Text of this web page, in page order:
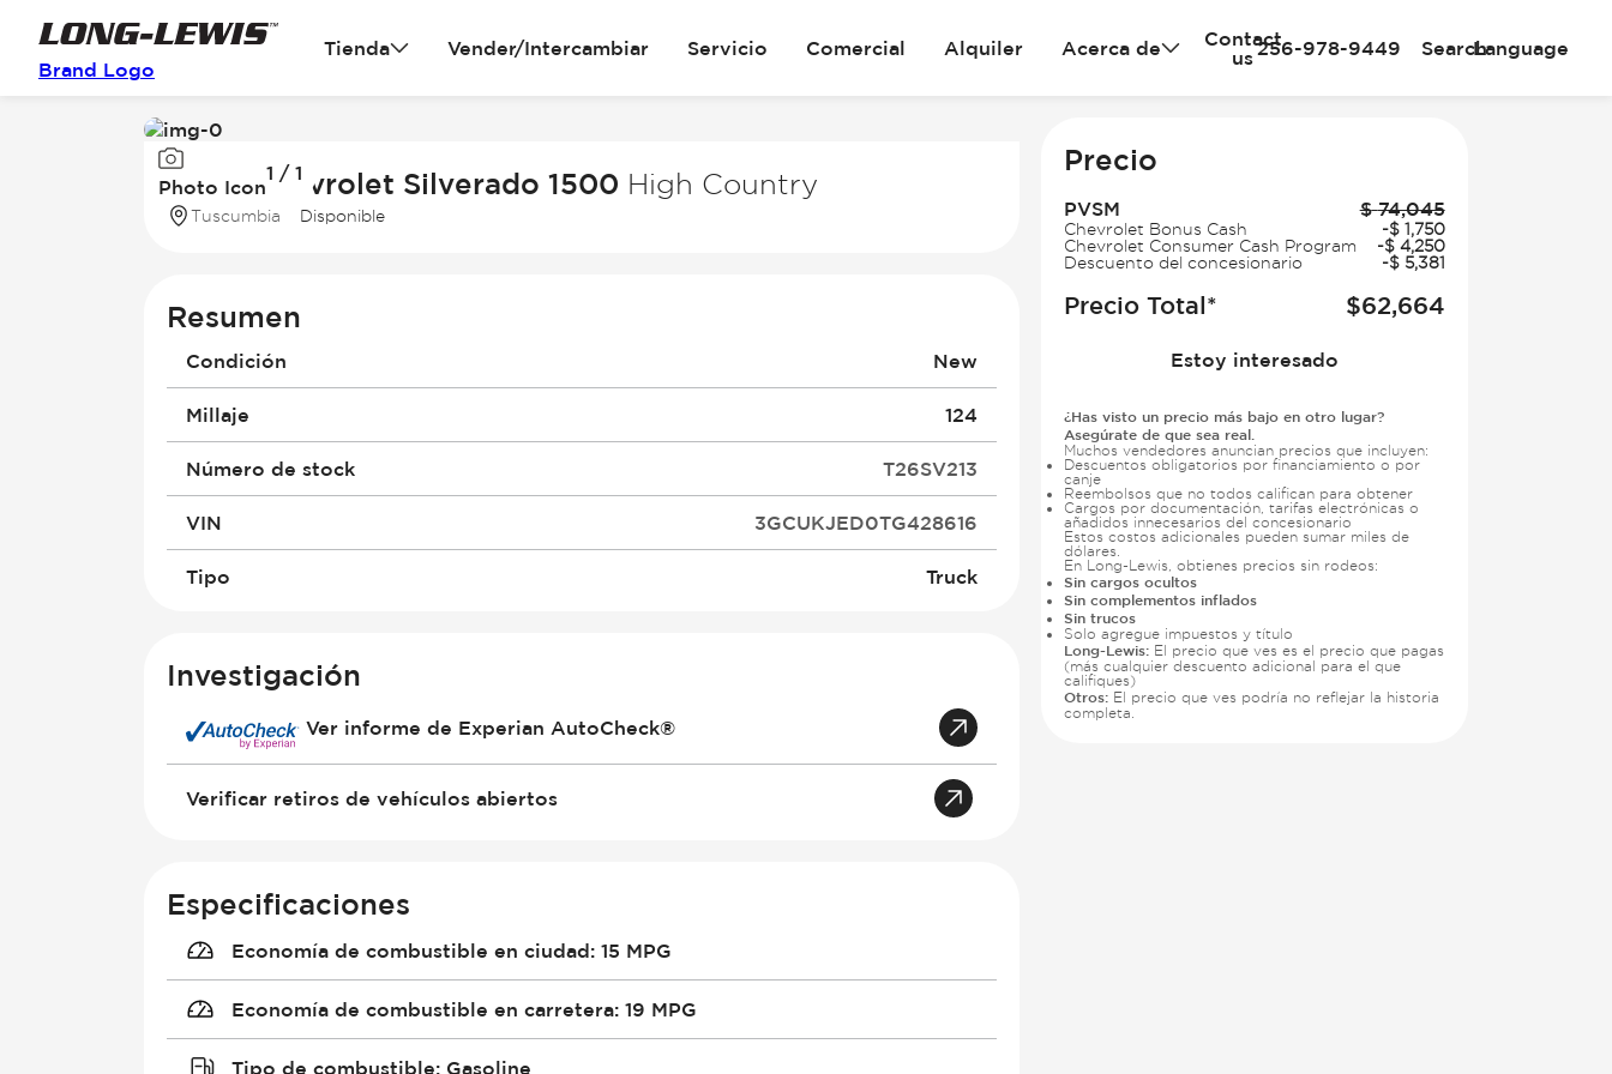
Brand Logo
Tienda Vender/Intercambiar Servicio Comercial Alquiler Acerca de
Contact
us256-978-9449 SearchLanguage
Image
of
Photo Icon
1 / 1
2026 Chevrolet Silverado 1500 High Country
Tuscumbia Disponible
Precio
PVSM $ 74,045
Chevrolet Bonus Cash -$ 1,750
Chevrolet Consumer Cash Program
-$ 4,250
Descuento del concesionario
-$ 5,381
Precio Total* $62,664
Estoy interesado
¿Has visto un precio más bajo en otro lugar?
Asegúrate de que sea real.
Muchos vendedores anuncian precios que incluyen:
Descuentos obligatorios por financiamiento o por
canje
Reembolsos que no todos califican para obtener
Cargos por documentación, tarifas electrónicas o
añadidos innecesarios del concesionario
Estos costos adicionales pueden sumar miles de
dólares.
En Long-Lewis, obtienes precios sin rodeos:
Sin cargos ocultos
Sin complementos inflados
Sin trucos
Solo agregue impuestos y título
Long-Lewis: El precio que ves es el precio que pagas
(más cualquier descuento adicional para el que
califiques)
Otros: El precio que ves podría no reflejar la historia
completa.
Resumen
Condición New
Millaje 124
Número de stock T26SV213
VIN 3GCUKJED0TG428616
Tipo Truck
Investigación
Ver informe de Experian AutoCheck®
Verificar retiros de vehículos abiertos
Especificaciones
Economía de combustible en ciudad: 15 MPG
Economía de combustible en carretera: 19 MPG
Tipo de combustible: Gasoline